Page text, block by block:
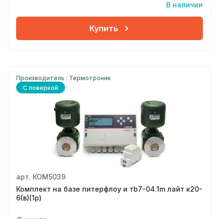
В наличии
Купить
Производитель : Термотроник
С поверкой
арт. КОМ5039
Комплект на базе питерфлоу и тb7-04.1m лайт к20-
6(в)(1р)